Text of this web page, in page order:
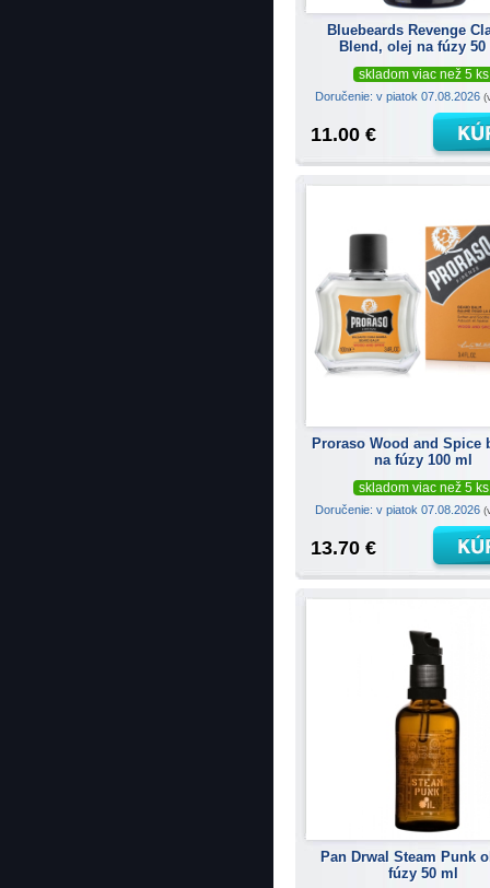
Bluebeards Revenge
Blend, olej na fúzy
skladom viac než 5 ks
Doručenie: v piatok 07.08.2026
11.00 €
Proraso Wood and Spice
na fúzy 100 ml
skladom viac než 5 ks
Doručenie: v piatok 07.08.2026
13.70 €
Pan Drwal Steam Punk
fúzy 50 ml